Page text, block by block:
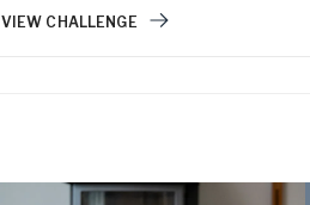
VIEW CHALLENGE